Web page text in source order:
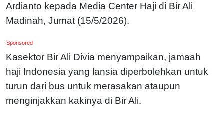
Ardianto kepada Media Center Haji di Bir Ali
Madinah, Jumat (15/5/2026).
Sponsored
Kasektor Bir Ali Divia menyampaikan, jamaah
haji Indonesia yang lansia diperbolehkan untuk
turun dari bus untuk merasakan ataupun
menginjakkan kakinya di Bir Ali.